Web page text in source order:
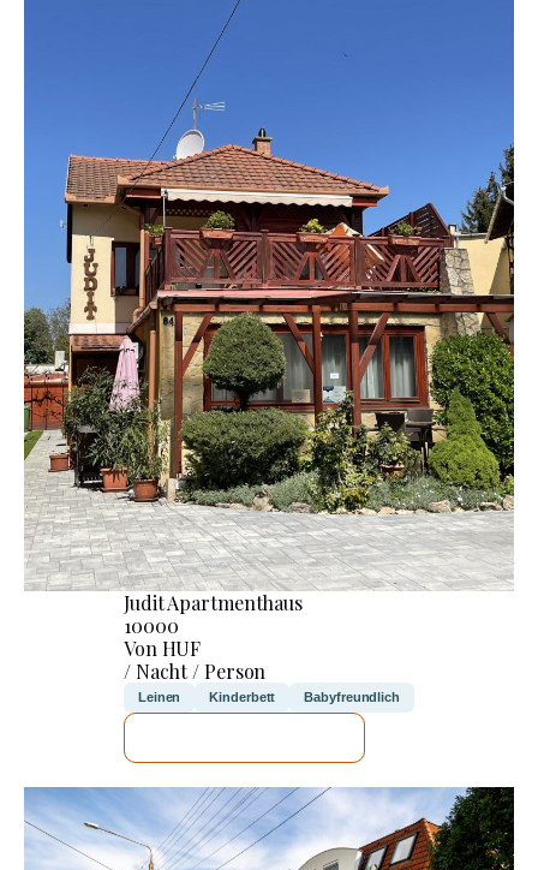
Judit Apartmenthaus
10000
Von HUF
/ Nacht / Person
Leinen Kinderbett Babyfreundlich